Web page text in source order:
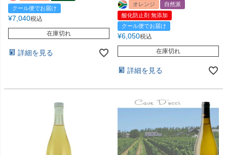
クール便でお届け
¥7,040税込
在庫切れ
詳細を見る
オレンジ
自然派
酸化防止剤 無添加
クール便でお届け
¥6,050税込
在庫切れ
詳細を見る